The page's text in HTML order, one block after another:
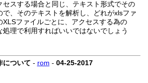
セスする場合と同じ、テキスト形式でその
で、そのテキストを解析し、どれがxlsファ
XLSファイルごとに、アクセスする為の
処理で利用すればいいではないでしょう
について - rom - 04-25-2017